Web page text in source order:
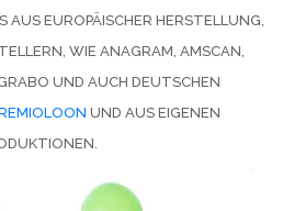
AUS EUROPÄISCHER HERSTELLUNG,
WIE ANAGRAM, AMSCAN,
UND AUCH DEUTSCHEN
UND AUS EIGENEN